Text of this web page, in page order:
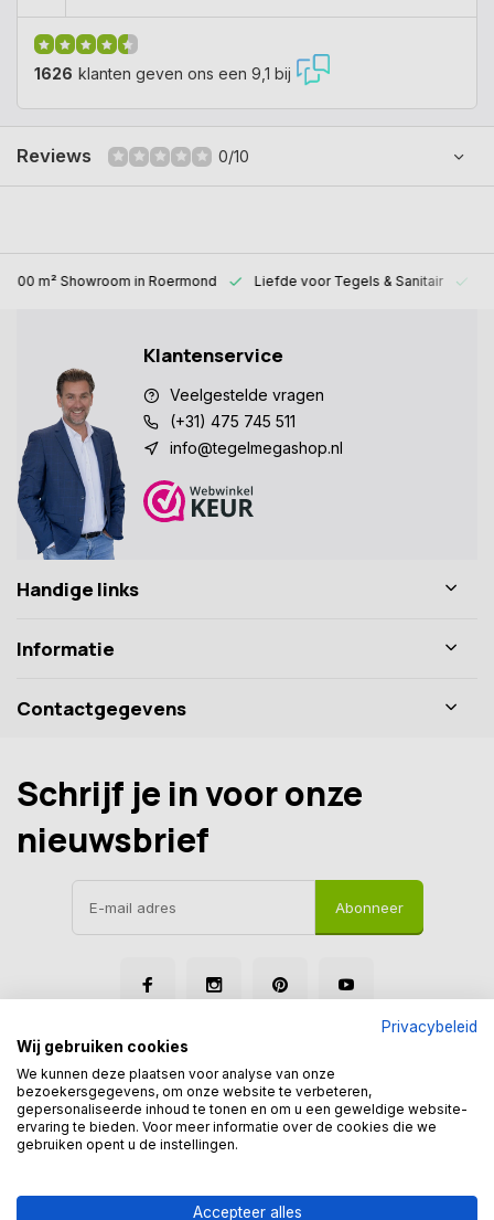
1626 klanten geven ons een 9,1 bij
Reviews 0/10
1000 m² Showroom in Roermond Liefde voorTegels & Sanitair
Klantenservice
Veelgestelde vragen
(+31) 475 745 511
info@tegelmegashop.nl
Handige links
Informatie
Contactgegevens
Schrijf je in voor onze
nieuwsbrief
Abonneer
Disclaimer Privacy Policy
© Tegelmegashop
Privacybeleid
Wij gebruiken cookies
We kunnen deze plaatsen voor analyse van onze
bezoekersgegevens, om onze website te verbeteren,
gepersonaliseerde inhoud te tonen en om u een geweldige website-
ervaring te bieden. Voor meer informatie over de cookies die we
gebruiken opent u de instellingen.
Accepteer alles